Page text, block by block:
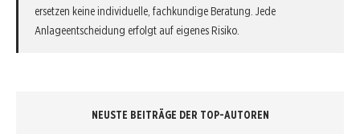
ersetzen keine individuelle, fachkundige Beratung. Jede
Anlageentscheidung erfolgt auf eigenes Risiko.
NEUSTE BEITRÄGE DER TOP-AUTOREN